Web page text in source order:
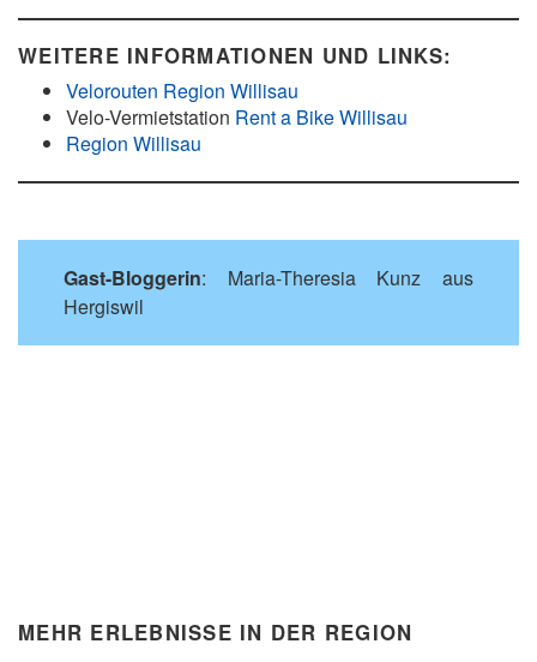
WEITERE INFORMATIONEN UND LINKS:
Velorouten Region Willisau
Velo-Vermietstation Rent a Bike Willisau
Region Willisau
Gast-Bloggerin: Maria-Theresia Kunz aus
Hergiswil
MEHR ERLEBNISSE IN DER REGION